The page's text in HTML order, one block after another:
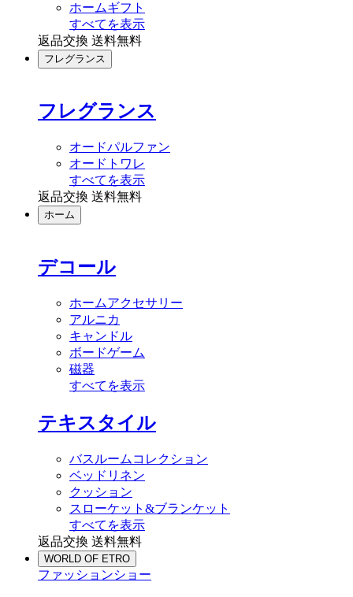
ホームギフト
すべてを表示
返品交換 送料無料
フレグランス
フレグランス
オードパルファン
オードトワレ
すべてを表示
返品交換 送料無料
ホーム
デコール
ホームアクセサリー
アルニカ
キャンドル
ボードゲーム
磁器
すべてを表示
テキスタイル
バスルームコレクション
ベッドリネン
クッション
スローケット&ブランケット
すべてを表示
返品交換 送料無料
WORLD OF ETRO
ファッションショー